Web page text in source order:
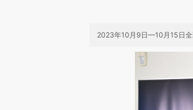
2023年10月9日—10月15日全